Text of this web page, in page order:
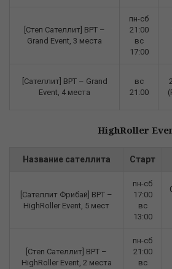
[Степ Cателлит] BPT –
Grand Event, 3 места
пн-сб
21:00
вс
17:00
[Сателлит] BPT – Grand
Event, 4 места
вс
21:00
HighRoller
Название сателлита Старт
[Cателлит Фрибай] BPT –
HighRoller Event, 5 мест
пн-сб
17:00
вс
13:00
[Степ Cателлит] BPT –
HighRoller Event, 2 места
пн-сб
21:00
вс